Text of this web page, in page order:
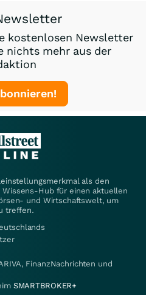
kostenlosen Newsletter
nichts mehr aus der
als den
Wissens-Hub für einen aktuellen
und Wirtschaftswelt, um
treffen.
FinanzNachrichten und
SMARTBROKER+